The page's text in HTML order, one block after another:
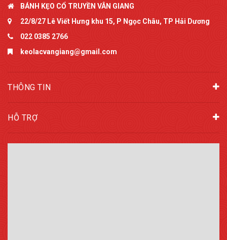
BÁNH KẸO CỔ TRUYỀN VÂN GIANG
22/8/27 Lê Viết Hưng khu 15, P Ngọc Châu, TP Hải Dương
022 0385 2766
keolacvangiang@gmail.com
THÔNG TIN
HỖ TRỢ